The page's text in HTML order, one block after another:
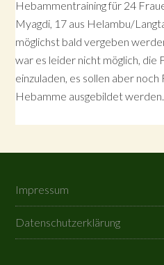
Hebammentraining für 24
Myagdi, 17 aus Helambu/
möglichst bald vergeben
war es leider nicht möglich, die
einzuladen, es sollen aber noch
Hebamme ausgebildet werden.
Impressum
Datenschutzerklärung